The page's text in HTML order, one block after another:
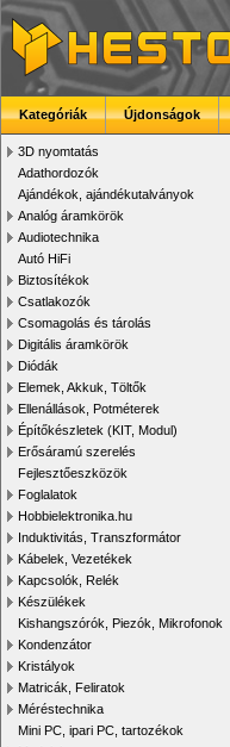
Kategóriák Újdonságok
3D nyomtatás
Adathordozók
Ajándékok, ajándékutalványok
Analóg áramkörök
Audiotechnika
Autó HiFi
Biztosítékok
Csatlakozók
Csomagolás és tárolás
Digitális áramkörök
Diódák
Elemek, Akkuk, Töltők
Ellenállások, Potméterek
Építőkészletek (KIT, Modul)
Erősáramú szerelés
Fejlesztőeszközök
Foglalatok
Hobbielektronika.hu
Induktivitás, Transzformátor
Kábelek, Vezetékek
Kapcsolók, Relék
Készülékek
Kishangszórók, Piezók, Mikrofonok
Kondenzátor
Kristályok
Matricák, Feliratok
Méréstechnika
Mini PC, ipari PC, tartozékok